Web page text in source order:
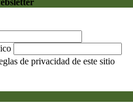
de privacidad de este sitio